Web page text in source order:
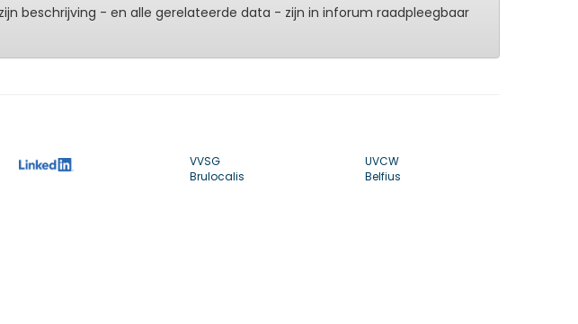
beschrijving - en alle gerelateerde data - zijn in inforum raadpleegbaar
VVSG
Brulocalis
UVCW
Belfius